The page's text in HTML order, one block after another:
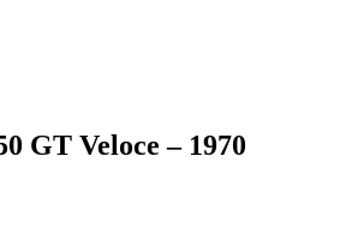
GT Veloce – 1970